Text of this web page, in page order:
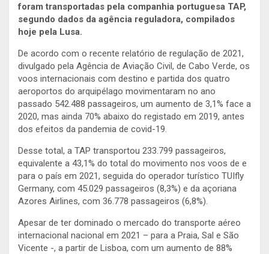
foram transportadas pela companhia portuguesa TAP,
segundo dados da agência reguladora, compilados
hoje pela Lusa.
De acordo com o recente relatório de regulação de 2021,
divulgado pela Agência de Aviação Civil, de Cabo Verde, os
voos internacionais com destino e partida dos quatro
aeroportos do arquipélago movimentaram no ano
passado 542.488 passageiros, um aumento de 3,1% face a
2020, mas ainda 70% abaixo do registado em 2019, antes
dos efeitos da pandemia de covid-19.
Desse total, a TAP transportou 233.799 passageiros,
equivalente a 43,1% do total do movimento nos voos de e
para o país em 2021, seguida do operador turístico TUIfly
Germany, com 45.029 passageiros (8,3%) e da açoriana
Azores Airlines, com 36.778 passageiros (6,8%).
Apesar de ter dominado o mercado do transporte aéreo
internacional nacional em 2021 – para a Praia, Sal e São
Vicente -, a partir de Lisboa, com um aumento de 88%